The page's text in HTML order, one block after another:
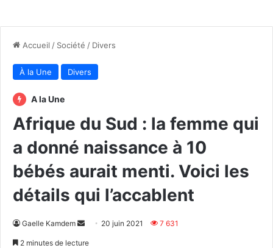
Accueil / Société / Divers
À la Une Divers
A la Une
Afrique du Sud : la femme qui
a donné naissance à 10
bébés aurait menti. Voici les
détails qui l’accablent
Gaelle Kamdem
Envoyer20 juin 2021 7 631
2 minutes de lecture